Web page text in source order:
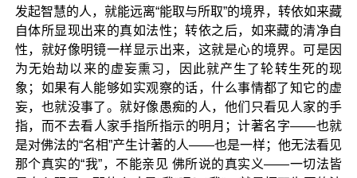
发起智慧的人，就能远离“能取与所取”的境界，转依如来藏
自体所显现出来的真如法性；转依之后，如来藏的清净自
性，就好像明镜一样显示出来，这就是心的境界。可是因
为无始劫以来的虚妄熏习，因此就产生了轮转生死的现
象；如果有人能够如实观察的话，什么事情都了知它的虚
妄，也就没事了。就好像愚痴的人，他们只看见人家的手
指，而不去看人家手指所指示的明月；计著名字——也就
是对佛法的“名相”产生计著的人——也是一样；他无法看见
那个真实的“我”，不能亲见 佛所说的真实义——一切法皆